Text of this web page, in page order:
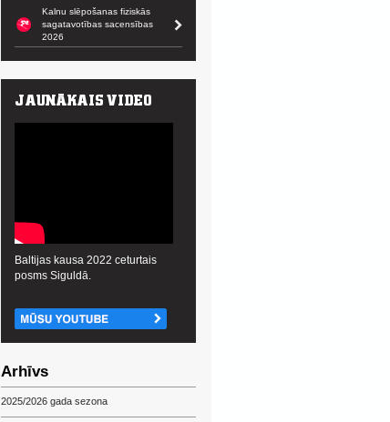
Kalnu slēpošanas fiziskās
sagatavotības sacensības
2026
Baltijas kausa 2022 ceturtais
posms Siguldā.
Arhīvs
2025/2026 gada sezona